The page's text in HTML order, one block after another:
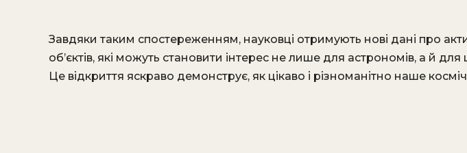
Завдяки таким спостереженням, науковці отримують нові дані про
об’єктів, які можуть становити інтерес не лише для астрономів, а й для
Це відкриття яскраво демонструє, як цікаво і різноманітно наше